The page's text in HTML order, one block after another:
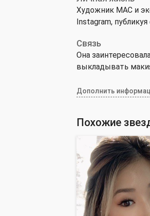
Художник MAC и
Instagram,
Связь
Она
выкладывать
Дополнить
Похожие